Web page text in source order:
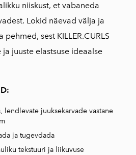
niiskust, et vabaneda
Lokid näevad välja ja
sest KILLER.CURLS
juuste elastsuse ideaalse
lendlevate juuksekarvade vastane
ja tugevdada
tekstuuri ja liikuvuse